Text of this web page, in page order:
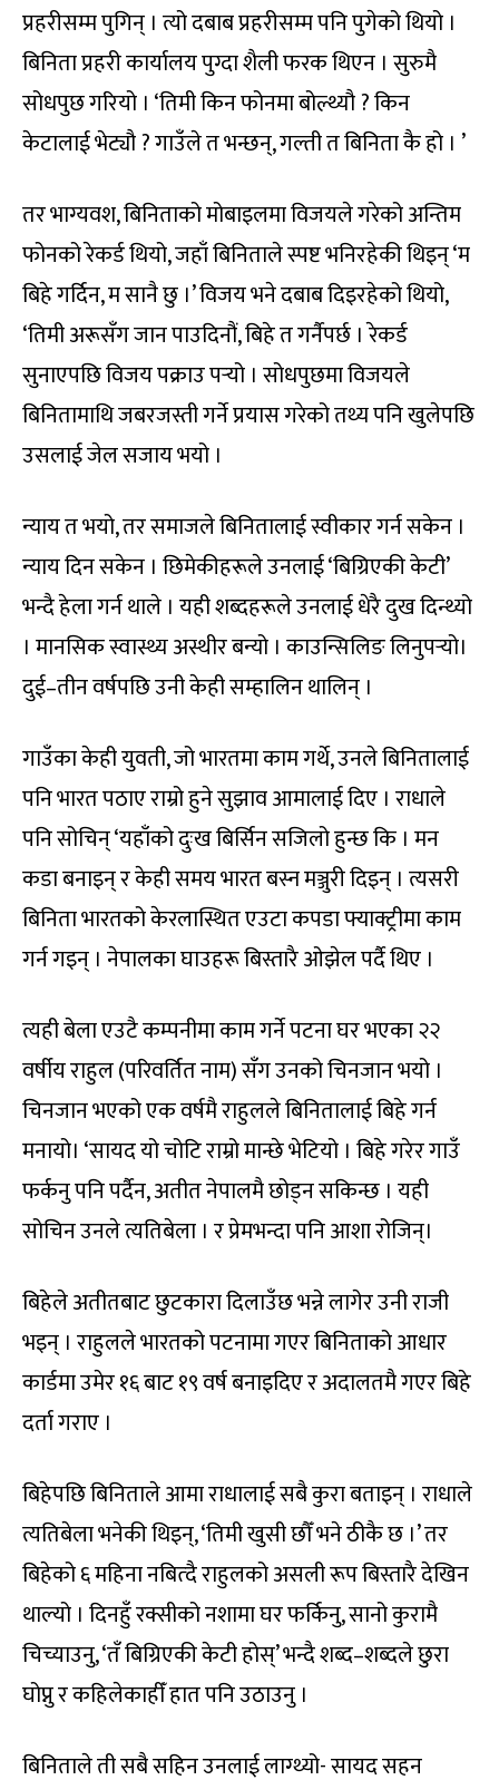
प्रहरीसम्म पुगिन् । त्यो दबाब प्रहरीसम्म पनि पुगेको थियो ।
बिनिता प्रहरी कार्यालय पुग्दा शैली फरक थिएन । सुरुमै
सोधपुछ गरियो । ‘तिमी किन फोनमा बोल्थ्यौ ? किन
केटालाई भेट्यौ ? गाउँले त भन्छन्, गल्ती त बिनिता कै हो । ’
तर भाग्यवश, बिनिताको मोबाइलमा विजयले गरेको अन्तिम
फोनको रेकर्ड थियो, जहाँ बिनिताले स्पष्ट भनिरहेकी थिइन् ‘म
बिहे गर्दिन, म सानै छु ।’ विजय भने दबाब दिइरहेको थियो,
‘तिमी अरूसँग जान पाउदिनौं, बिहे त गर्नैपर्छ । रेकर्ड
सुनाएपछि विजय पक्राउ पर्‍यो । सोधपुछमा विजयले
बिनितामाथि जबरजस्ती गर्ने प्रयास गरेको तथ्य पनि खुलेपछि
उसलाई जेल सजाय भयो ।
न्याय त भयो, तर समाजले बिनितालाई स्वीकार गर्न सकेन ।
न्याय दिन सकेन । छिमेकीहरूले उनलाई ‘बिग्रिएकी केटी’
भन्दै हेला गर्न थाले । यही शब्दहरूले उनलाई धेरै दुख दिन्थ्यो
। मानसिक स्वास्थ्य अस्थीर बन्यो । काउन्सिलिङ लिनुपर्‍यो।
दुई–तीन वर्षपछि उनी केही सम्हालिन थालिन् ।
गाउँका केही युवती, जो भारतमा काम गर्थे, उनले बिनितालाई
पनि भारत पठाए राम्रो हुने सुझाव आमालाई दिए । राधाले
पनि सोचिन् ‘यहाँको दुःख बिर्सिन सजिलो हुन्छ कि । मन
कडा बनाइन् र केही समय भारत बस्न मञ्जुरी दिइन् । त्यसरी
बिनिता भारतको केरलास्थित एउटा कपडा फ्याक्ट्रीमा काम
गर्न गइन् । नेपालका घाउहरू बिस्तारै ओझेल पर्दै थिए ।
त्यही बेला एउटै कम्पनीमा काम गर्ने पटना घर भएका २२
वर्षीय राहुल (परिवर्तित नाम) सँग उनको चिनजान भयो ।
चिनजान भएको एक वर्षमै राहुलले बिनितालाई बिहे गर्न
मनायो। ‘सायद यो चोटि राम्रो मान्छे भेटियो । बिहे गरेर गाउँ
फर्कनु पनि पर्दैन, अतीत नेपालमै छोड्न सकिन्छ । यही
सोचिन उनले त्यतिबेला । र प्रेमभन्दा पनि आशा रोजिन्।
बिहेले अतीतबाट छुटकारा दिलाउँछ भन्ने लागेर उनी राजी
भइन् । राहुलले भारतको पटनामा गएर बिनिताको आधार
कार्डमा उमेर १६ बाट १९ वर्ष बनाइदिए र अदालतमै गएर बिहे
दर्ता गराए ।
बिहेपछि बिनिताले आमा राधालाई सबै कुरा बताइन् । राधाले
त्यतिबेला भनेकी थिइन्, ‘तिमी खुसी छौँ भने ठीकै छ ।’ तर
बिहेको ‍६ महिना नबित्दै राहुलको असली रूप बिस्तारै देखिन
थाल्यो । दिनहुँ रक्सीको नशामा घर फर्किनु, सानो कुरामै
चिच्याउनु, ‘तँ बिग्रिएकी केटी होस्’ भन्दै शब्द–शब्दले छुरा
घोप्नु र कहिलेकाहीँ हात पनि उठाउनु ।
बिनिताले ती सबै सहिन उनलाई लाग्थ्यो- सायद सहन